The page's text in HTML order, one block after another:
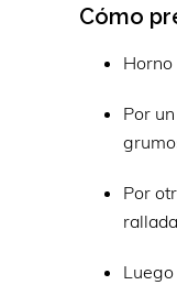
Cómo
Horno
Por
Por